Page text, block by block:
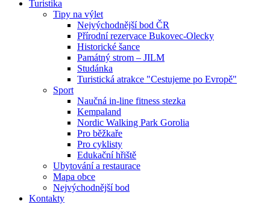
Turistika
Tipy na výlet
Nejvýchodnější bod ČR
Přírodní rezervace Bukovec-Olecky
Historické šance
Památný strom – JILM
Studánka
Turistická atrakce "Cestujeme po Evropě"
Sport
Naučná in-line fitness stezka
Kempaland
Nordic Walking Park Gorolia
Pro běžkaře
Pro cyklisty
Edukační hřiště
Ubytování a restaurace
Mapa obce
Nejvýchodnější bod
Kontakty